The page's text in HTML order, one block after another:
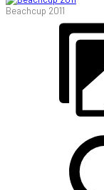
Beachcup 2011